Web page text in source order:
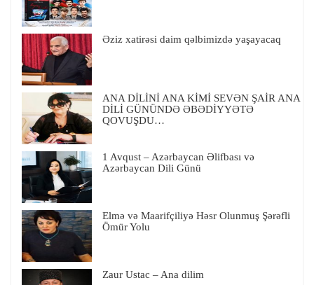
Əziz xatirəsi daim qəlbimizdə yaşayacaq
ANA DİLİNİ ANA KİMİ SEVƏN ŞAİR ANA
DİLİ GÜNÜNDƏ ƏBƏDİYYƏTƏ
QOVUŞDU…
1 Avqust – Azərbaycan Əlifbası və
Azərbaycan Dili Günü
Elmə və Maarifçiliyə Həsr Olunmuş Şərəfli
Ömür Yolu
Zaur Ustac – Ana dilim